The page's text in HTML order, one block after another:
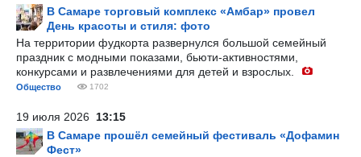
В Самаре торговый комплекс «Амбар» провел
День красоты и стиля: фото
На территории фудкорта развернулся большой семейный
праздник с модными показами, бьюти-активностями,
конкурсами и развлечениями для детей и взрослых.
Общество 1702
19 июля 2026 13:15
В Самаре прошёл семейный фестиваль «Дофамин
Фест»